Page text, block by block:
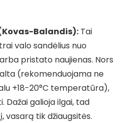
Balandis): Tai
valo sandėlius nuo
pristato naujienas. Nors
(rekomenduojama ne
+18-20°C temperatūra),
Dažai galioja ilgai, tad
vasarą tik džiaugsitės.